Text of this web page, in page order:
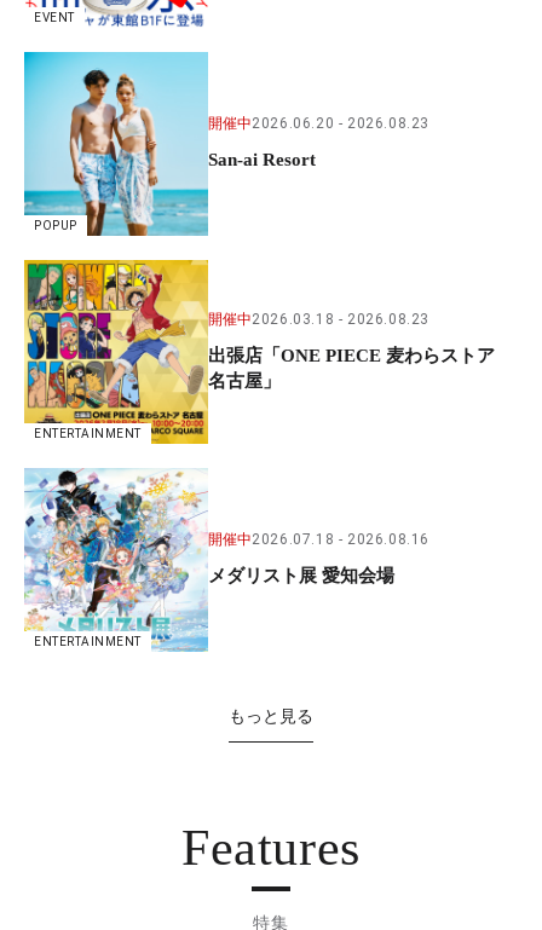
EVENT
POPUP
開催中2026.06.20 2026.08.23
San-ai Resort
ENTERTAINMENT
開催中2026.03.18 2026.08.23
出張店「ONE PIECE 麦わらストア
名古屋」
ENTERTAINMENT
開催中2026.07.18 2026.08.16
メダリスト展 愛知会場
もっと見る
Features
特集